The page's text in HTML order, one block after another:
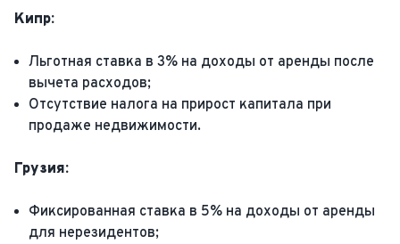
Кипр:
Льготная ставка в 3% на доходы от аренды после
вычета расходов;
Отсутствие налога на прирост капитала при
продаже недвижимости.
Грузия:
Фиксированная ставка в 5% на доходы от аренды
для нерезидентов;